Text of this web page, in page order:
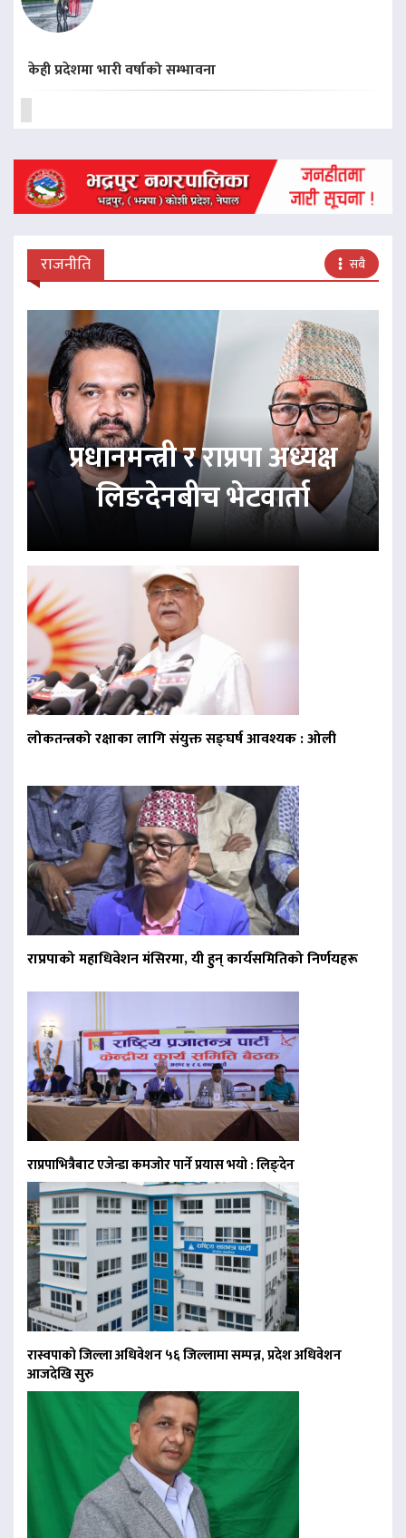
केही प्रदेशमा भारी वर्षाको सम्भावना
राजनीति सबै
प्रधानमन्त्री र राप्रपा अध्यक्ष
लिङदेनबीच भेटवार्ता
लोकतन्त्रको रक्षाका लागि संयुक्त सङ्घर्ष आवश्यक : ओली
राप्रपाको महाधिवेशन मंसिरमा, यी हुन् कार्यसमितिको निर्णयहरू
राप्रपाभित्रैबाट एजेन्डा कमजोर पार्ने प्रयास भयो : लिङ्देन
रास्वपाको जिल्ला अधिवेशन ५६ जिल्लामा सम्पन्न, प्रदेश अधिवेशन
आजदेखि सुरु